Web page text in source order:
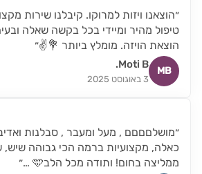
״הוצאנו ויזות למרוקו. קיבלנו שירות
טיפול מהיר ומיידי בכל בקשה שאלה
הוצאת הויזה. מומלץ ביותר 💐✌״
MB
Moti B.
3 באוגוסט 2025
״מושלםםםם , מעל ומעבר , סבלנות
כאלה, מקצועיות ברמה הכי גבוהה שיש,
ממליצה בחום! ותודה מכל הלב🩵 …״